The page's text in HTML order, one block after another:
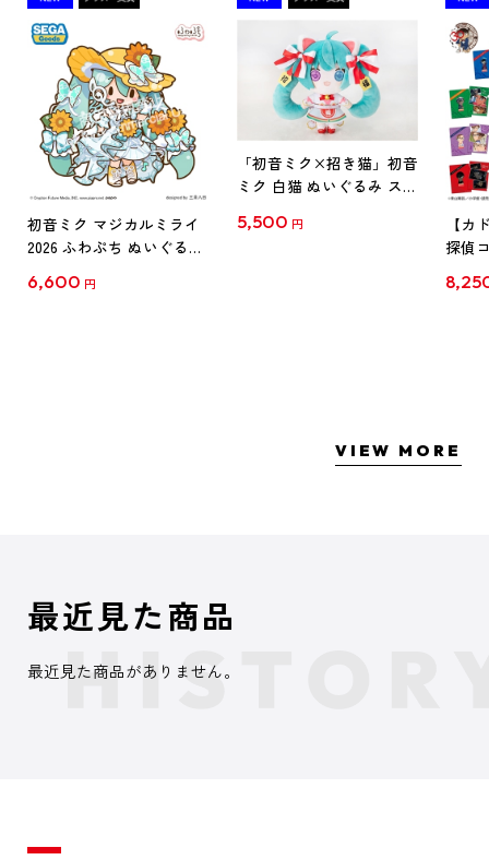
初音ミク マジカルミライ
2026 ふわぷち ぬいぐるみ
6,600 円
「初音ミク×招き猫」初音
ミク 白猫 ぬいぐるみ スタ
5,500 円
【カ
探偵
クリ
VIEW MORE
最近見た商品
最近見た商品がありません。